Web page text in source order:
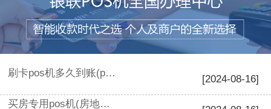
[2024-08-16]
刷卡pos机多久到账(pos机刷卡要多久时间才能到)
买房专用pos机(房地产pos机刷不了信用卡)